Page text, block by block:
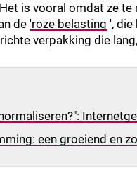
is vooral omdat ze
de 'roze belasting ', die
verpakking die
een groeiend en